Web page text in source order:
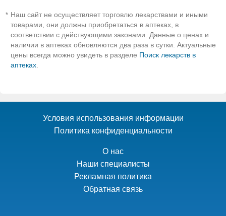
* Наш сайт не осуществляет торговлю лекарствами и иными
товарами, они должны приобретаться в аптеках, в
соответствии с действующими законами. Данные о ценах и
наличии в аптеках обновляются два раза в сутки. Актуальные
цены всегда можно увидеть в разделе Поиск лекарств в
аптеках
Условия использования информации
Политика конфиденциальности
О нас
Наши специалисты
Рекламная политика
Обратная связь